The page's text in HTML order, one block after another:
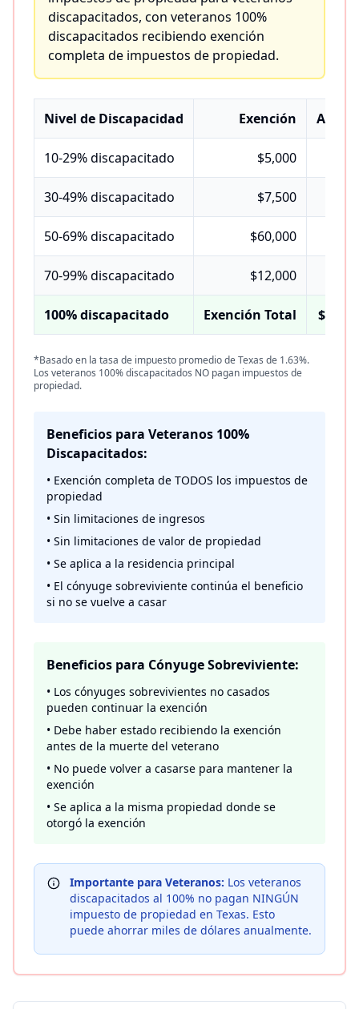
discapacitados, con veteranos 100%
discapacitados recibiendo exención
completa de impuestos de propiedad.
Nivel de Discapacidad Exención
10-29% discapacitado $5,000
30-49% discapacitado $7,500
50-69% discapacitado $60,000
70-99% discapacitado $12,000
100% discapacitado Exención Total
*Basado en la tasa de impuesto promedio de Texas de 1.63%.
Los veteranos 100% discapacitados NO pagan impuestos de
propiedad.
Beneficios para Veteranos 100%
Discapacitados:
• Exención completa de TODOS los impuestos de
propiedad
• Sin limitaciones de ingresos
• Sin limitaciones de valor de propiedad
• Se aplica a la residencia principal
• El cónyuge sobreviviente continúa el beneficio
si no se vuelve a casar
Beneficios para Cónyuge Sobreviviente:
• Los cónyuges sobrevivientes no casados
pueden continuar la exención
• Debe haber estado recibiendo la exención
antes de la muerte del veterano
• No puede volver a casarse para mantener la
exención
• Se aplica a la misma propiedad donde se
otorgó la exención
Importante para Veteranos: Los veteranos
discapacitados al 100% no pagan NINGÚN
impuesto de propiedad en Texas. Esto
puede ahorrar miles de dólares anualmente.